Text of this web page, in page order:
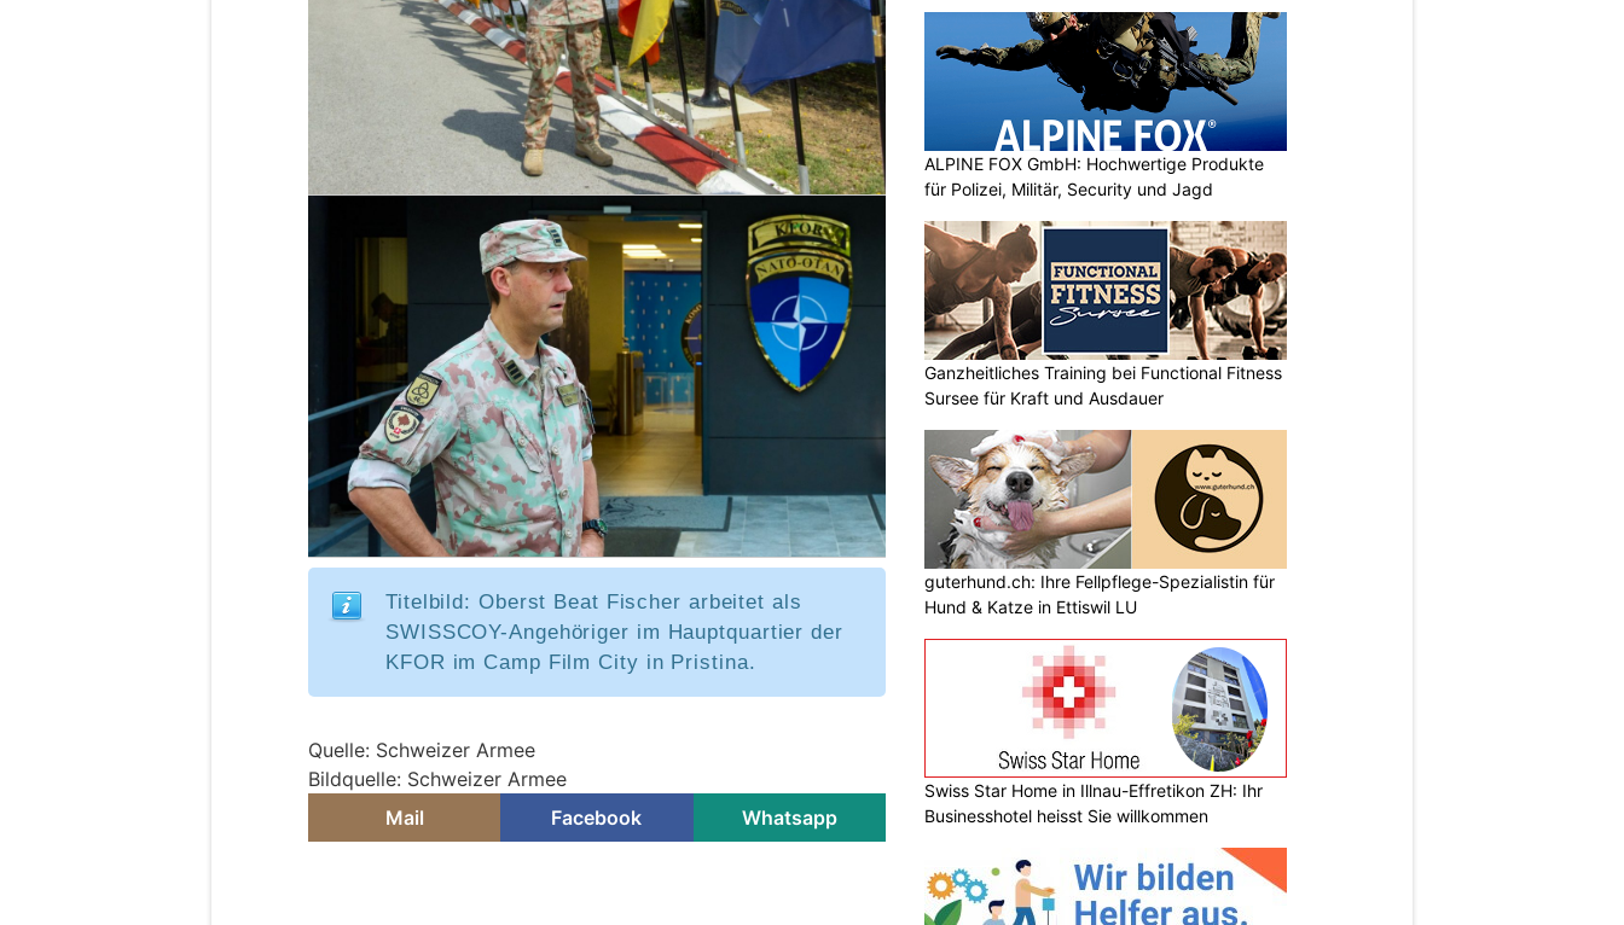
Titelbild: Oberst Beat Fischer arbeitet als
SWISSCOY-Angehöriger im Hauptquartier der
KFOR im Camp Film City in Pristina.
Quelle: Schweizer Armee
Bildquelle: Schweizer Armee
Mail
Facebook Whatsapp
ALPINE FOX GmbH: Hochwertige Produkte
für Polizei, Militär, Security und Jagd
Ganzheitliches Training bei Functional Fitness
Sursee für Kraft und Ausdauer
guterhund.ch: Ihre Fellpflege-Spezialistin für
Hund & Katze in Ettiswil LU
Swiss Star Home in Illnau-Effretikon ZH: Ihr
Businesshotel heisst Sie willkommen